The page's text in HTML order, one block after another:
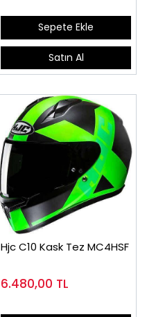
Sepete Ekle
Satın Al
Hjc C10 Kask Tez MC4HSF
6.480,00 TL